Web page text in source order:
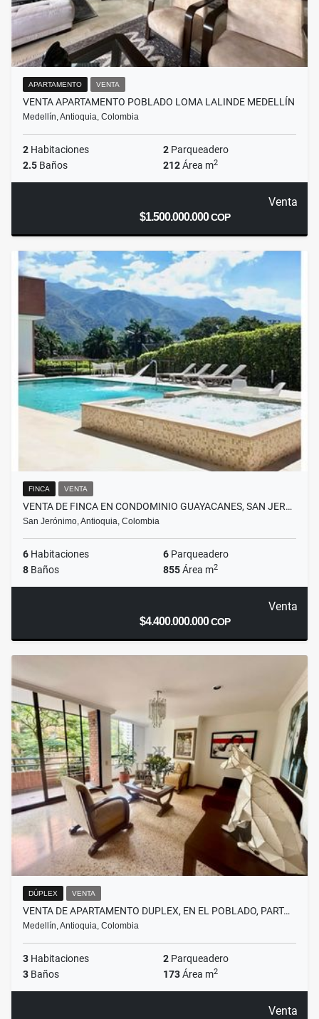
APARTAMENTO VENTA
VENTA APARTAMENTO POBLADO LOMA LALINDE MEDELLÍN
Medellín, Antioquia, Colombia
2 Habitaciones 2 Parqueadero
2.5 Baños 212Área m2
Venta
$1.500.000.000COP
FINCA VENTA
VENTA DE FINCA EN CONDOMINIO GUAYACANES, SAN JER…
San Jerónimo, Antioquia, Colombia
6 Habitaciones 6 Parqueadero
8 Baños 855Área m2
Venta
$4.400.000.000COP
DÚPLEX VENTA
VENTA DE APARTAMENTO DUPLEX, EN EL POBLADO, PART…
Medellín, Antioquia, Colombia
3 Habitaciones 2 Parqueadero
3 Baños 173Área m2
Venta